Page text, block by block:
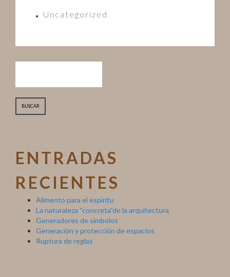
Uncategorized
ENTRADAS
RECIENTES
Alimento para el espíritu
La naturaleza “concreta”de la arquitectura
Generadores de símbolos
Generación y protección de espacios
Ruptura de reglas